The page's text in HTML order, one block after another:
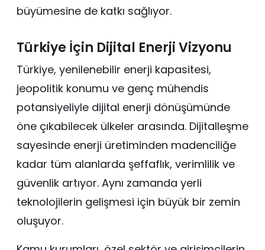
büyümesine de katkı sağlıyor.
Türkiye İçin Dijital Enerji Vizyonu
Türkiye, yenilenebilir enerji kapasitesi,
jeopolitik konumu ve genç mühendis
potansiyeliyle dijital enerji dönüşümünde
öne çıkabilecek ülkeler arasında. Dijitalleşme
sayesinde enerji üretiminden madenciliğe
kadar tüm alanlarda şeffaflık, verimlilik ve
güvenlik artıyor. Aynı zamanda yerli
teknolojilerin gelişmesi için büyük bir zemin
oluşuyor.